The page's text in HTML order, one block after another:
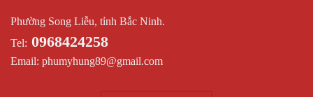
Phường Song Liễu, tỉnh Bắc Ninh.
Tel: 0968424258
Email: phumyhung89@gmail.com